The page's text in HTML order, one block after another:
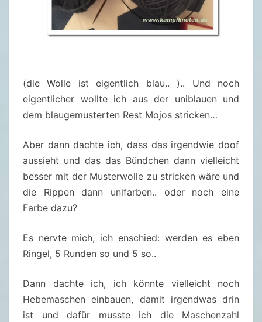
(die Wolle ist eigentlich blau.. ).. Und noch
eigentlicher wollte ich aus der uniblauen und
dem blaugemusterten Rest Mojos stricken…
Aber dann dachte ich, dass das irgendwie doof
aussieht und das das Bündchen dann vielleicht
besser mit der Musterwolle zu stricken wäre und
die Rippen dann unifarben.. oder noch eine
Farbe dazu?
Es nervte mich, ich enschied: werden es eben
Ringel, 5 Runden so und 5 so..
Dann dachte ich, ich könnte vielleicht noch
Hebemaschen einbauen, damit irgendwas drin
ist und dafür musste ich die Maschenzahl